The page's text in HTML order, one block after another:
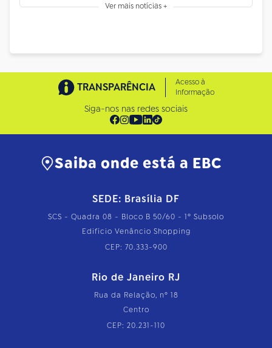
Ver mais notícias +
TRANSPARÊNCIA
Acesso à
Informação
Siga-nos nas redes sociais
Saiba onde está a EBC
SEDE: Brasília DF
SCS - Quadra 08 - Bloco B 50/60 - 1º Subsolo
Edifício Venâncio Shopping
CEP: 70.333-900
Rio de Janeiro RJ
Rua da Relação, nº 18
Centro
CEP: 20.231-110